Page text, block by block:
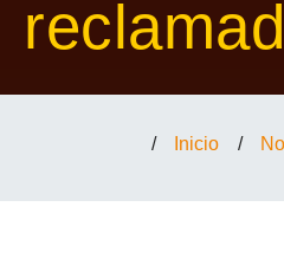
/ Inicio /